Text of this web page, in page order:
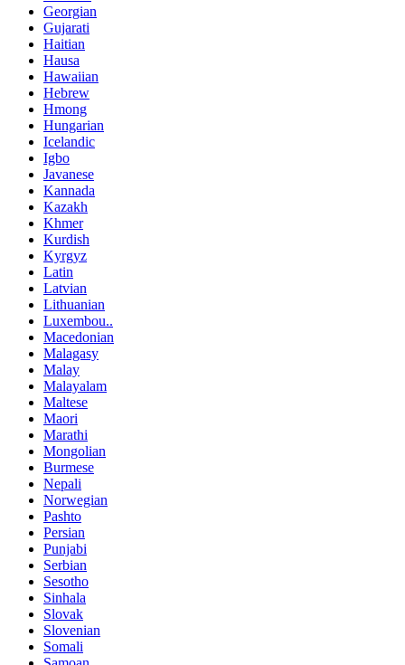
Georgian
Gujarati
Haitian
Hausa
Hawaiian
Hebrew
Hmong
Hungarian
Icelandic
Igbo
Javanese
Kannada
Kazakh
Khmer
Kurdish
Kyrgyz
Latin
Latvian
Lithuanian
Luxembou..
Macedonian
Malagasy
Malay
Malayalam
Maltese
Maori
Marathi
Mongolian
Burmese
Nepali
Norwegian
Pashto
Persian
Punjabi
Serbian
Sesotho
Sinhala
Slovak
Slovenian
Somali